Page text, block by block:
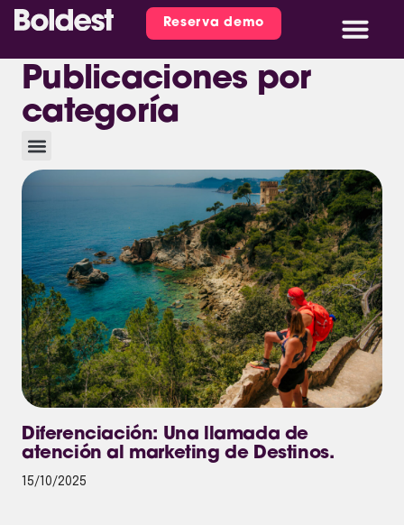
Reserva demo
Publicaciones por
categoría
Diferenciación: Una llamada de
atención al marketing de Destinos.
15/10/2025